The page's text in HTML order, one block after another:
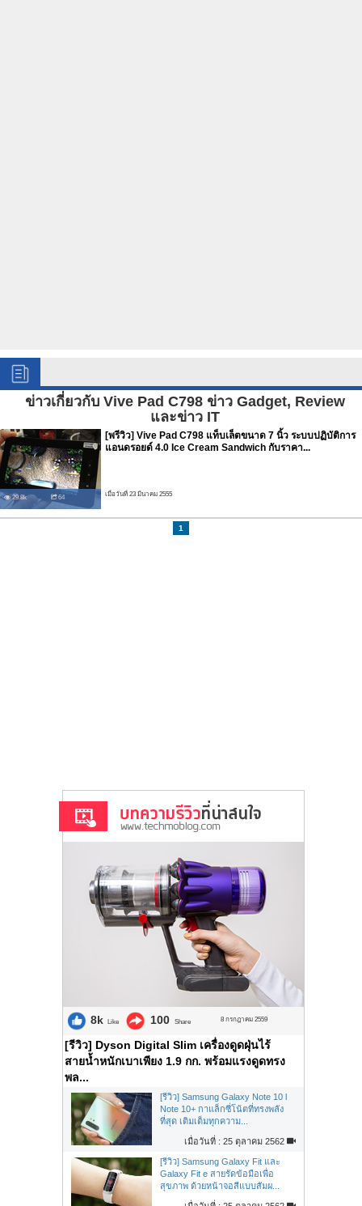
ข่าวเกี่ยวกับ Vive Pad C798 ข่าว Gadget, Review
และข่าว IT
29.8k 64
[พรีวิว] Vive Pad C798 แท็บเล็ตขนาด 7 นิ้ว ระบบปฏิบัติการ
แอนดรอยด์ 4.0 Ice Cream Sandwich กับราคา...
เมื่อวันที่ 23 มีนาคม 2555
1
8k Like 100 Share 8 กรกฎาคม 2559
[รีวิว] Dyson Digital Slim เครื่องดูดฝุ่นไร้
สายน้ำหนักเบาเพียง 1.9 กก. พร้อมแรงดูดทรง
พล...
[รีวิว] Samsung Galaxy Note 10 l
Note 10+ กาแล็กซี่โน้ตที่ทรงพลัง
ที่สุด เติมเต็มทุกความ...
เมื่อวันที่ : 25 ตุลาคม 2562
[รีวิว] Samsung Galaxy Fit และ
Galaxy Fit e สายรัดข้อมือเพื่อ
สุขภาพ ด้วยหน้าจอสีแบบสัมผ...